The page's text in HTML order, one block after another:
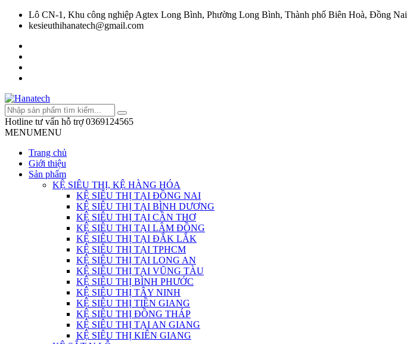
Lô CN-1, Khu công nghiệp Agtex Long Bình, Phường Long Bình, Thành phố Biên Hoà, Đồng Nai
kesieuthihanatech@gmail.com
Hotline tư vấn hỗ trợ 0369124565
MENUMENU
Trang chủ
Giới thiệu
Sản phẩm
KỆ SIÊU THỊ, KỆ HÀNG HÓA
KỆ SIÊU THỊ TẠI ĐỒNG NAI
KỆ SIÊU THỊ TẠI BÌNH DƯƠNG
KỆ SIÊU THỊ TẠI CẦN THƠ
KỆ SIÊU THỊ TẠI LÂM ĐỒNG
KỆ SIÊU THỊ TẠI ĐẮK LẮK
KỆ SIÊU THỊ TẠI TPHCM
KỆ SIÊU THỊ TẠI LONG AN
KỆ SIÊU THỊ TẠI VŨNG TÀU
KỆ SIÊU THỊ BÌNH PHƯỚC
KỆ SIÊU THỊ TÂY NINH
KỆ SIÊU THỊ TIỀN GIANG
KỆ SIÊU THỊ ĐỒNG THÁP
KỆ SIÊU THỊ TẠI AN GIANG
KỆ SIÊU THỊ KIÊN GIANG